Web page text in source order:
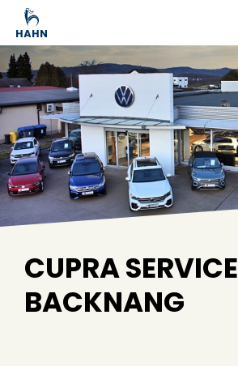
CUPRA SERVICE
BACKNANG